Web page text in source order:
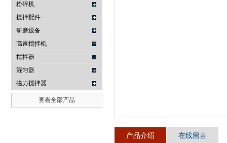
粉碎机
搅拌配件
研磨设备
高速搅拌机
搅拌器
混匀器
磁力搅拌器
查看全部产品
产品介绍 在线留言